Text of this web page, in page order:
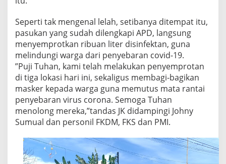
Seperti tak mengenal lelah, setibanya ditempat itu,
pasukan yang sudah dilengkapi APD, langsung
menyemprotkan ribuan liter disinfektan, guna
melindungi warga dari penyebaran covid-19.
”Puji Tuhan, kami telah melakukan penyemprotan
di tiga lokasi hari ini, sekaligus membagi-bagikan
masker kepada warga guna memutus mata rantai
penyebaran virus corona. Semoga Tuhan
menolong mereka,”tandas JK didampingi Johny
Sumual dan personil FKDM, FKS dan PMI.